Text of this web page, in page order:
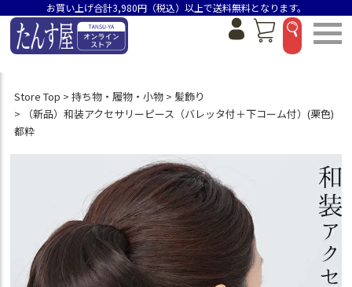
お買い上げ合計3,980円（税込）以上で送料無料となります。
Store Top 持ち物・履物・小物
髪飾り
（新品）和装アクセサリーピース（バレッタ付＋下コーム付）(栗色)
都粋